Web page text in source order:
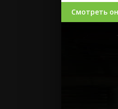
Смотреть